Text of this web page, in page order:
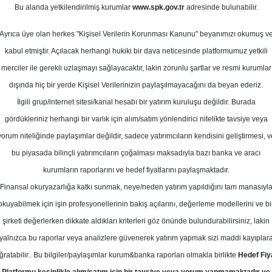
2026
Potansiyeli
Kurum Sayısı
7
5
Pazartesi, 13 Nisan 2026
ASTOR Hedef Fiyat
ASTOR için hedef fiyatını 260.30
yükseltti, tavsiyesini Endeks
Bu alanda yetkilendirilmiş kurumlar www.spk.gov.tradresinde bulunabilir.
Ayrıca üye olan herkes "Kişisel Verilerin Korunması Kanunu" beyanımızı okumuş ve
kabul etmiştir. Açılacak herhangi hukiki bir dava neticesinde platformumuz yetkili
merciler ile gerekli uzlaşmayı sağlayacaktır, lakin zorunlu şartlar ve resmi kurumlar
dışında hiç bir yerde Kişisel Verilerinizin paylaşılmayacağını da beyan ederiz.
İlgili grup/internet sitesi/kanal hesabı bir yatırım kuruluşu değildir. Burada
gördükleriniz herhangi bir varlık için alım/satım yönlendirici nitelikte tavsiye veya
niteliğinde paylaşımlar değildir, sadece yatırımcıların kendisini geliştirmesi,
bu piyasada bilinçli yatırımcıların çoğalması maksadıyla bazı banka ve aracı
kurumların raporlarını ve hedef fiyatlarını paylaşmaktadır.
Finansal okuryazarlığa katkı sunmak, neye/neden yatırım yapıldığını tam manasıyla
için işin profesyonellerinin bakış açılarını, değerleme modellerini ve
şirketi değerlerken dikkate aldıkları kriterleri göz önünde bulundurabilirsiniz, lakin
yalnızca bu raporlar veya analizlere güvenerek yatırım yapmak sizi maddi
Bu bilgiler/paylaşımlar kurum&banka raporları olmakla birlikte Hedef